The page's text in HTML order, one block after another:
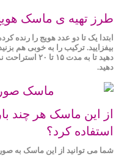
طرز تهیه ی ماسک
ابتدا یک تا دو عدد هویج را
بیفزایید. ترکیب را به خوبی هم
دهید تا به
دهید.
از این ماسک هر چند
استفاده کرد؟
شما می توانید از این ماسک به